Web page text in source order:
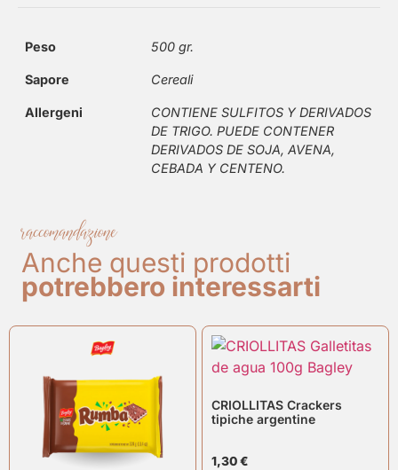
Peso 500 gr.
Sapore Cereali
Allergeni
CONTIENE SULFITOS Y DERIVADOS
DE TRIGO. PUEDE CONTENER
DERIVADOS DE SOJA, AVENA,
CEBADA Y CENTENO.
raccomandazione
Anche questi prodotti
potrebbero interessarti
CRIOLLITAS Crackers
tipiche argentine
1,30€